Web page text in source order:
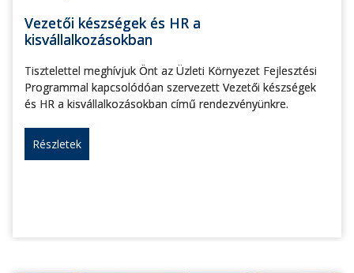
Vezetői készségek és HR a
kisvállalkozásokban
Tisztelettel meghívjuk Önt az Üzleti Környezet Fejlesztési
Programmal kapcsolódóan szervezett Vezetői készségek
és HR a kisvállalkozásokban című rendezvényünkre.
Részletek